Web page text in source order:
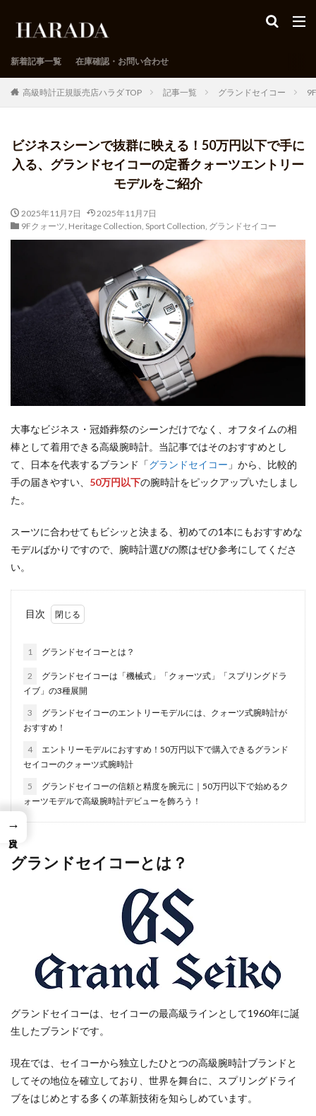
新着記事一覧 在庫確認・お問い合わせ
高級時計正規販売店ハラダ TOP 記事一覧 グランドセイコー
ビジネスシーンで抜群に映える！50万円以下で手に
入る、グランドセイコーの定番クォーツエントリー
モデルをご紹介
2025年11月7日
2025年11月7日
9Fクォーツ, Heritage Collection, Sport Collection, グランドセイコー
大事なビジネス・冠婚葬祭のシーンだけでなく、オフタイムの相
棒として着用できる高級腕時計。当記事ではそのおすすめとし
て、日本を代表するブランド「グランドセイコー 」から、比較的
手の届きやすい、 50万円以下の腕時計をピックアップいたしまし
た。
スーツに合わせてもビシッと決まる、初めての1本にもおすすめな
モデルばかりですので、腕時計選びの際はぜひ参考にしてくださ
い。
目次
1 グランドセイコーとは？
2
グランドセイコーは「機械式」「クォーツ式」「スプリングドラ
イブ」の3種展開
3
グランドセイコーのエントリーモデルには、クォーツ式腕時計が
おすすめ！
4
エントリーモデルにおすすめ！50万円以下で購入できるグランド
セイコーのクォーツ式腕時計
5
グランドセイコーの信頼と精度を腕元に｜50万円以下で始めるク
ォーツモデルで高級腕時計デビューを飾ろう！
グランドセイコーとは？
グランドセイコーは、セイコーの最高級ラインとして1960年に誕
生したブランドです。
現在では、セイコーから独立したひとつの高級腕時計ブランドと
してその地位を確立しており、世界を舞台に、スプリングドライ
ブをはじめとする多くの革新技術を知らしめています。
→